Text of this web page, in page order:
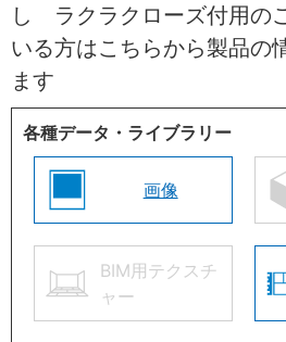
し ラクラクローズ付用の
いる方はこちらから製品の
ます
各種データ・ライブラリー
画像
BIM用テクスチ
ャー